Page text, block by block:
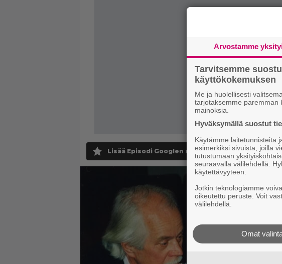
Lisää Episodi Googlen suosituksi lähteeksi
Arvostamme
Tarvitsemme
käyttökokemuksen
Me ja huolellisesti
tarjotaksemme paremman
mainoksia.
Hyväksymällä suostut
Käytämme laitetunnisteita
esimerkiksi sivuista, joilla
tutustumaan
seuraavalla välilehdellä.
käytettävyyteen.
Jotkin teknologiamme
oikeutettu peruste. Voit
välilehdellä.
Omat